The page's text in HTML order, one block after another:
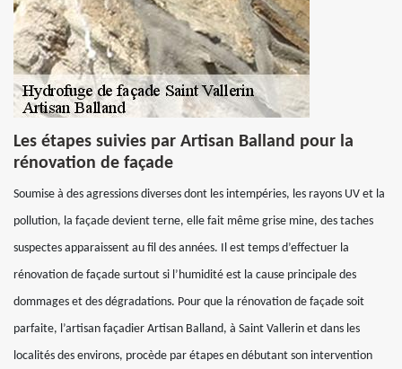
Les étapes suivies par Artisan Balland pour la
rénovation de façade
Soumise à des agressions diverses dont les intempéries, les rayons UV et la
pollution, la façade devient terne, elle fait même grise mine, des taches
suspectes apparaissent au fil des années. Il est temps d’effectuer la
rénovation de façade surtout si l’humidité est la cause principale des
dommages et des dégradations. Pour que la rénovation de façade soit
parfaite, l’artisan façadier Artisan Balland, à Saint Vallerin et dans les
localités des environs, procède par étapes en débutant son intervention